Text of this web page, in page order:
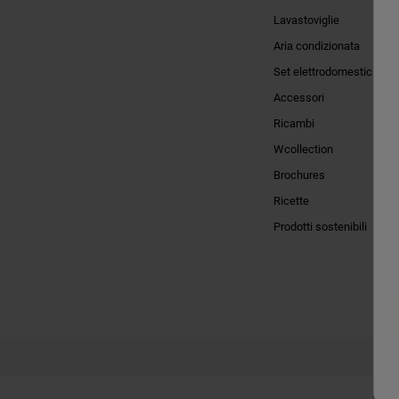
Lavastoviglie
Aria condizionata
Set elettrodomestici
Accessori
Ricambi
Wcollection
Brochures
Ricette
Prodotti sostenibili